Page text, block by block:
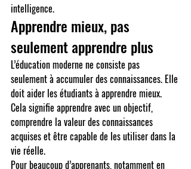
intelligence.
Apprendre mieux, pas
seulement apprendre plus
L’éducation moderne ne consiste pas
seulement à accumuler des connaissances. Elle
doit aider les étudiants à apprendre mieux.
Cela signifie apprendre avec un objectif,
comprendre la valeur des connaissances
acquises et être capable de les utiliser dans la
vie réelle.
Pour beaucoup d’apprenants, notamment en